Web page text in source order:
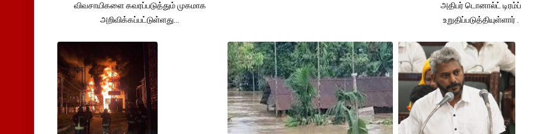
விவசாயிகளை கவரப்படுத்தும் முகமாக
அறிவிக்கப்பட்டுள்ளது...
அதிபர் டொனால்ட் டிரம்ப்
உறுதிப்படுத்தியுள்ளார் .